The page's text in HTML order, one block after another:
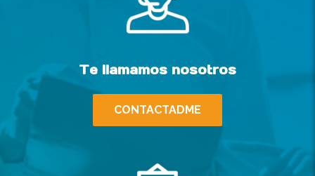
Te llamamos nosotros
CONTACTADME